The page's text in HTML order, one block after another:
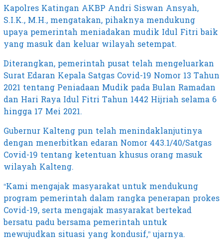
Kapolres Katingan AKBP Andri Siswan Ansyah,
S.I.K., M.H., mengatakan, pihaknya mendukung
upaya pemerintah meniadakan mudik Idul Fitri baik
yang masuk dan keluar wilayah setempat.
Diterangkan, pemerintah pusat telah mengeluarkan
Surat Edaran Kepala Satgas Covid-19 Nomor 13 Tahun
2021 tentang Peniadaan Mudik pada Bulan Ramadan
dan Hari Raya Idul Fitri Tahun 1442 Hijriah selama 6
hingga 17 Mei 2021.
Gubernur Kalteng pun telah menindaklanjutinya
dengan menerbitkan edaran Nomor 443.1/40/Satgas
Covid-19 tentang ketentuan khusus orang masuk
wilayah Kalteng.
“Kami mengajak masyarakat untuk mendukung
program pemerintah dalam rangka penerapan prokes
Covid-19, serta mengajak masyarakat bertekad
bersatu padu bersama pemerintah untuk
mewujudkan situasi yang kondusif,” ujarnya.